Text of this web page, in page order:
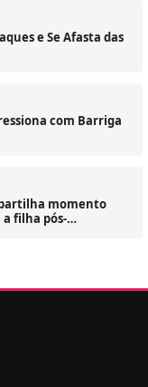
e Se Afasta das
com Barriga
momento
filha pós-